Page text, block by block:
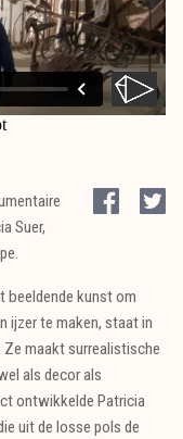
Suer,
beeldende kunst om
ijzer te maken, staat in
maakt surrealistische
als decor als
ontwikkelde Patricia
uit de losse pols de